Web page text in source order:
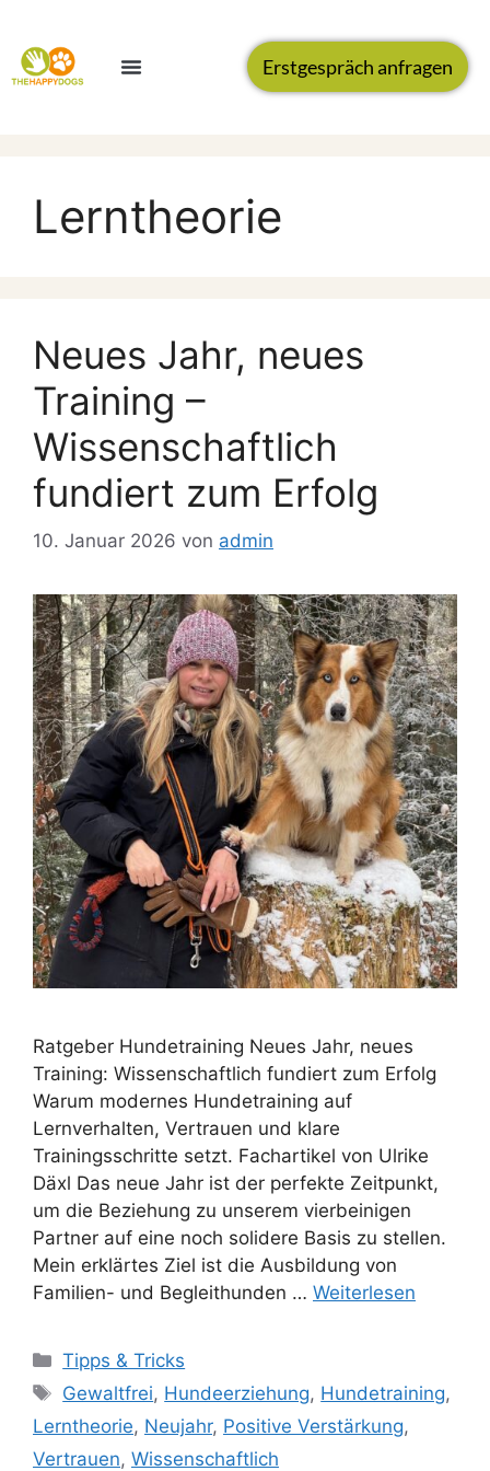
Erstgespräch anfragen
Lerntheorie
Neues Jahr, neues
Training –
Wissenschaftlich
fundiert zum Erfolg
10. Januar 2026 von admin
Ratgeber Hundetraining Neues Jahr, neues
Training: Wissenschaftlich fundiert zum Erfolg
Warum modernes Hundetraining auf
Lernverhalten, Vertrauen und klare
Trainingsschritte setzt. Fachartikel von Ulrike
Däxl Das neue Jahr ist der perfekte Zeitpunkt,
um die Beziehung zu unserem vierbeinigen
Partner auf eine noch solidere Basis zu stellen.
Mein erklärtes Ziel ist die Ausbildung von
Familien- und Begleithunden … Weiterlesen
Tipps & Tricks
Gewaltfrei, Hundeerziehung, Hundetraining,
Lerntheorie, Neujahr, Positive Verstärkung,
Vertrauen, Wissenschaftlich